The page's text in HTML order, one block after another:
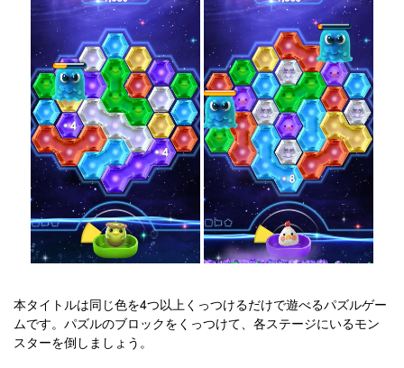
本タイトルは同じ色を4つ以上くっつけるだけで遊べるパズルゲー
ムです。パズルのブロックをくっつけて、各ステージにいるモン
スターを倒しましょう。